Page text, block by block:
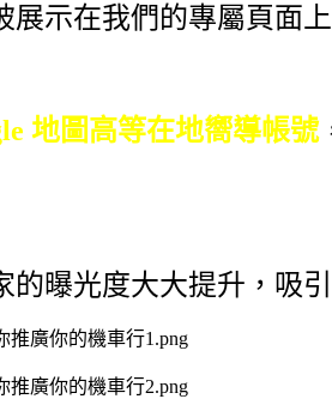
示在我們的專屬頁面上
地圖高等在地嚮導帳號
曝光度大大提升，吸